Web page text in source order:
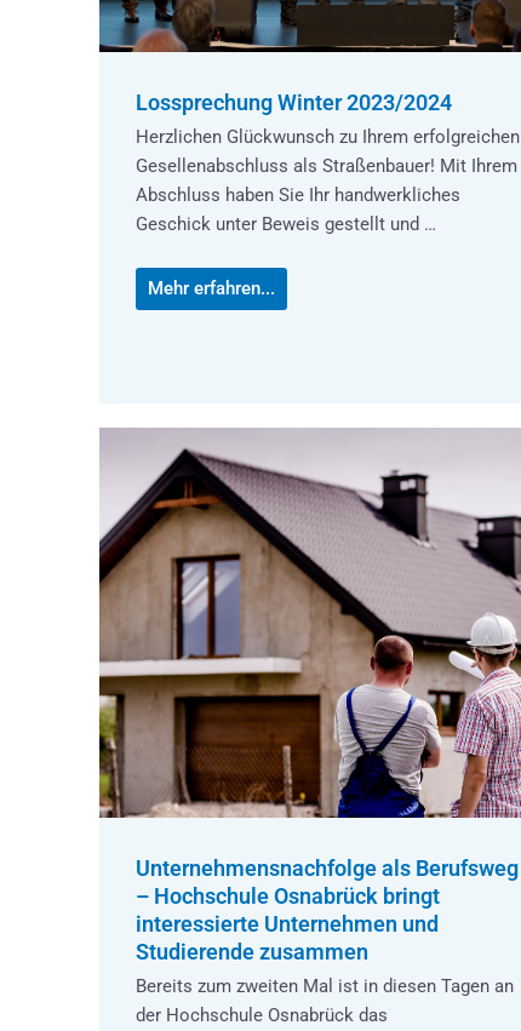
Lossprechung Winter 2023/2024
Herzlichen Glückwunsch zu Ihrem erfolgreichen
Gesellenabschluss als Straßenbauer! Mit Ihrem
Abschluss haben Sie Ihr handwerkliches
Geschick unter Beweis gestellt und …
Mehr erfahren...
Unternehmensnachfolge als Berufsweg
– Hochschule Osnabrück bringt
interessierte Unternehmen und
Studierende zusammen
Bereits zum zweiten Mal ist in diesen Tagen an
der Hochschule Osnabrück das